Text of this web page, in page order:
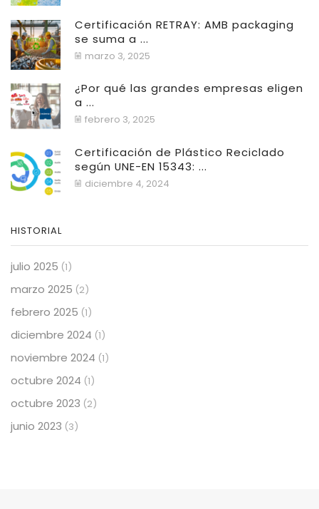
Certificación RETRAY: AMB packaging
se suma a ...
marzo 3, 2025
¿Por qué las grandes empresas eligen
a ...
febrero 3, 2025
Certificación de Plástico Reciclado
según UNE-EN 15343: ...
diciembre 4, 2024
HISTORIAL
julio 2025 (1)
marzo 2025 (2)
febrero 2025 (1)
diciembre 2024 (1)
noviembre 2024 (1)
octubre 2024 (1)
octubre 2023 (2)
junio 2023 (3)